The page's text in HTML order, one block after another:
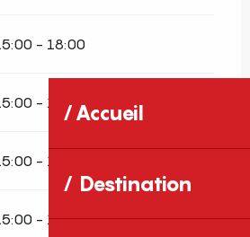
Accueil
Destination
- 18:00
- 18:00
- 18:00
- 18:00